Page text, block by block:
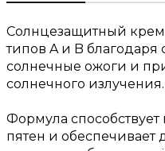
Солнцезащитный крем
типов A и B
солнечные ожоги и
солнечного излучения.
Формула
пятен и обеспечивает